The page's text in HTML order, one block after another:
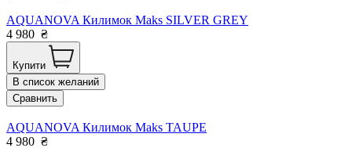
AQUANOVA Килимок Maks SILVER GREY
4 980 ₴
Купити
В список желаний
Сравнить
AQUANOVA Килимок Maks TAUPE
4 980 ₴